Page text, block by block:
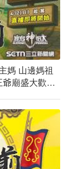
媽 山邊媽祖
廟盛大歡